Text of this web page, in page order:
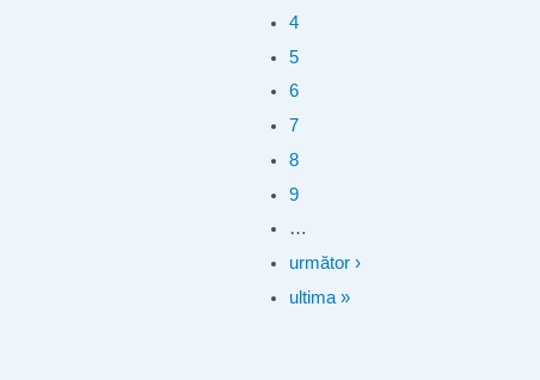
4
5
6
7
8
9
…
următor ›
ultima »